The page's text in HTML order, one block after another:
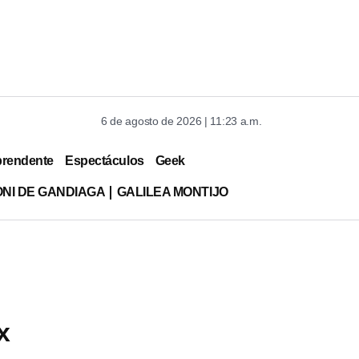
6 de agosto de 2026 | 11:23 a.m.
Espectáculos Geek
DE GANDIAGA GALILEA MONTIJO